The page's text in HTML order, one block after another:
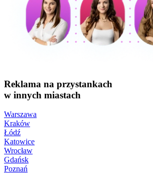
Reklama na przystankach
w innych miastach
Warszawa
Kraków
Łódź
Katowice
Wrocław
Gdańsk
Poznań